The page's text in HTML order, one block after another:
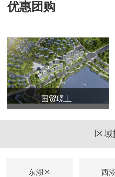
苦等终有进展！
速看！英雄大道
年竣工
景域璞樾，为何
级”作品？
优惠团购
国贸璟上
区
东湖区 西